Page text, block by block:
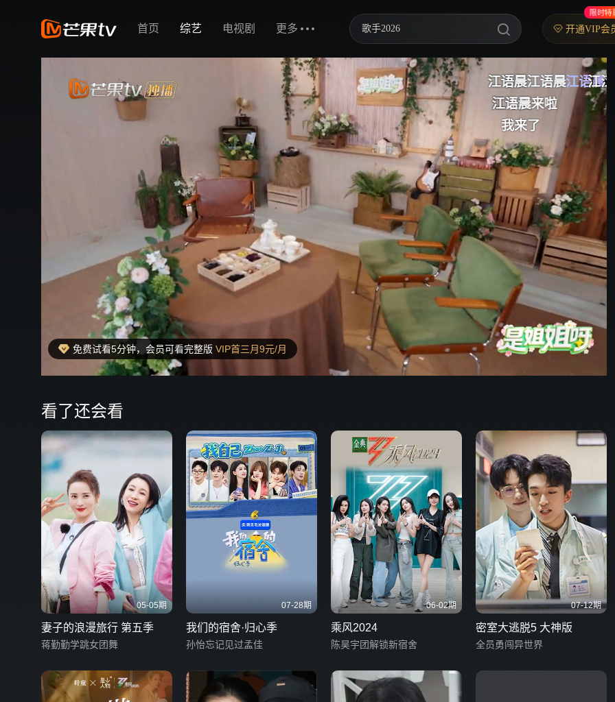
首页 综艺 电视剧 更多
密室大逃脱 第八季
歌手2026
你好，星期六
中餐厅·南洋拾光季
野狗骨头
忙忙碌碌寻宝藏2
我们的宿舍·归心季
爸爸当家 第五季
开通VIP会
限时特
江语晨江语晨江语晨江语晨
江语晨江语晨
江语晨
江江我来啦
江江我来啦
江江江
江语晨
终于见到酱油
我来了
晨怡99
免费试看5分钟，会员可看完整版 VIP首三月9元/月
看了还会看
05-05期
妻子的浪漫旅行 第五季
蒋勤勤学跳女团舞
07-28期
我们的宿舍·归心季
孙怡忘记见过孟佳
06-02期
乘风2024
陈昊宇团解锁新宿舍
07-12期
密室大逃脱5 大神版
全员勇闯异世界